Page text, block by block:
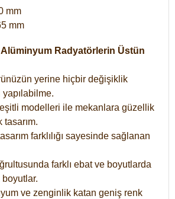
mm
mm
Radyatörlerin Üstün
yerine hiçbir değişiklik
modelleri ile mekanlara güzellik
tasarım.
farklılığı sayesinde sağlanan
farklı ebat ve boyutlarda
ve zenginlik katan geniş renk